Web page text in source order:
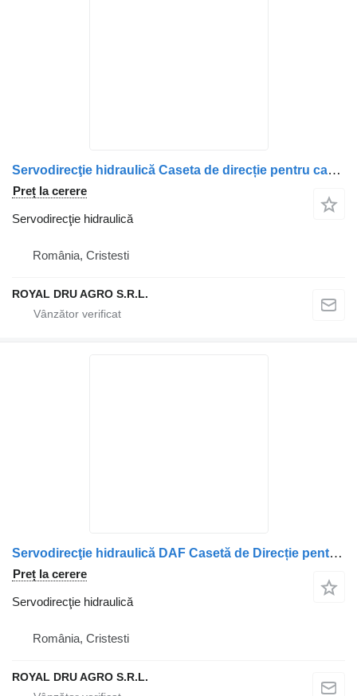
Servodirecţie hidraulică Caseta de direcție pentru camion DAF 9261 151113
Preț la cerere
Servodirecţie hidraulică
România, Cristesti
ROYAL DRU AGRO S.R.L.
Servodirecţie hidraulică DAF Casetă de Direcție pentru camion DAF – Piese Auto Second Hand
Preț la cerere
Servodirecţie hidraulică
România, Cristesti
ROYAL DRU AGRO S.R.L.